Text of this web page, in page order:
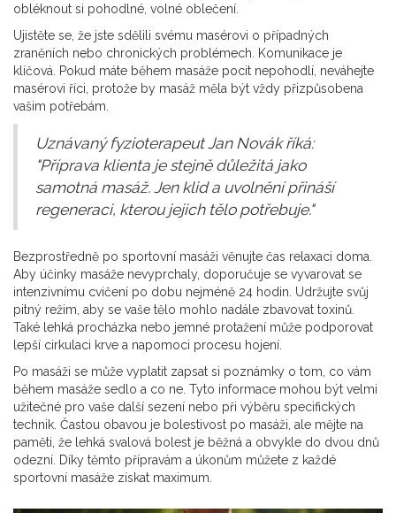
obléknout si pohodlné, volné oblečení.
Ujistěte se, že jste sdělili svému masérovi o případných
zraněních nebo chronických problémech. Komunikace je
klíčová. Pokud máte během masáže pocit nepohodlí, neváhejte
masérovi říci, protože by masáž měla být vždy přizpůsobena
vašim potřebám.
Uznávaný fyzioterapeut Jan Novák říká:
"Příprava klienta je stejně důležitá jako
samotná masáž. Jen klid a uvolnění přináší
regeneraci, kterou jejich tělo potřebuje."
Bezprostředně po sportovní masáži věnujte čas relaxaci doma.
Aby účinky masáže nevyprchaly, doporučuje se vyvarovat se
intenzivnímu cvičení po dobu nejméně 24 hodin. Udržujte svůj
pitný režim, aby se vaše tělo mohlo nadále zbavovat toxinů.
Také lehká procházka nebo jemné protažení může podporovat
lepší cirkulaci krve a napomoci procesu hojení.
Po masáži se může vyplatit zapsat si poznámky o tom, co vám
během masáže sedlo a co ne. Tyto informace mohou být velmi
užitečné pro vaše další sezení nebo při výběru specifických
technik. Častou obavou je bolestivost po masáži, ale mějte na
paměti, že lehká svalová bolest je běžná a obvykle do dvou dnů
odezní. Díky těmto přípravám a úkonům můžete z každé
sportovní masáže získat maximum.